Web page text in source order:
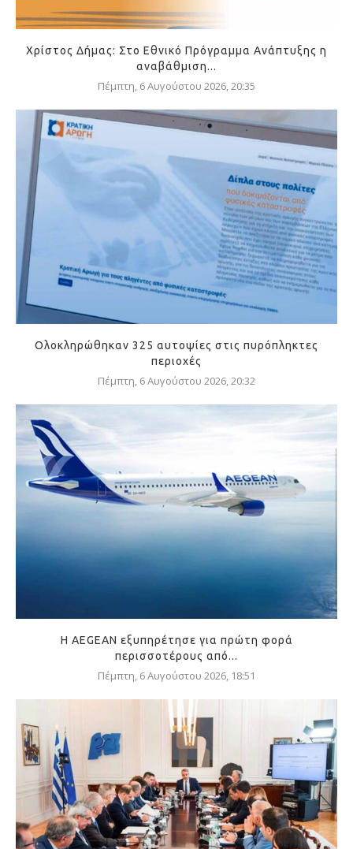
Χρίστος Δήμας: Στο Εθνικό Πρόγραμμα Ανάπτυξης η
αναβάθμιση...
Πέμπτη, 6 Αυγούστου 2026, 20:35
Ολοκληρώθηκαν 325 αυτοψίες στις πυρόπληκτες
περιοχές
Πέμπτη, 6 Αυγούστου 2026, 20:32
Η AEGEAN εξυπηρέτησε για πρώτη φορά
περισσοτέρους από...
Πέμπτη, 6 Αυγούστου 2026, 18:51